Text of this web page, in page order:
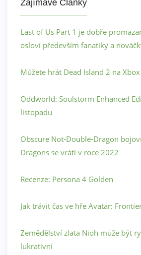
Zajímavé Články
Last of Us Part 1 je dobře
osloví především fanatiky a
Můžete hrát Dead Island 2 na Xbox
Oddworld: Soulstorm Enhanced
listopadu
Obscure Not-Double-Dragon
Dragons se vrátí v roce 2022
Recenze: Persona 4 Golden
Jak trávit čas ve hře Avatar:
Zemědělství zlata Nioh může být
lukrativní